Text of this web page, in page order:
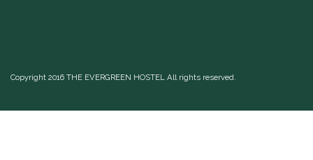
Copyright 2016 THE EVERGREEN HOSTEL All rights reserved.